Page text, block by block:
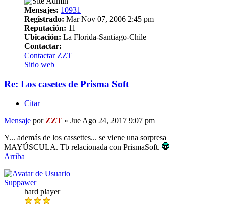
Mensajes: 10931
Registrado: Mar Nov 07, 2006 2:45 pm
Reputación: 11
Ubicación: La Florida-Santiago-Chile
Contactar:
Contactar ZZT
Sitio web
Re: Los casetes de Prisma Soft
Citar
Mensaje por ZZT » Jue Ago 24, 2017 9:07 pm
Y... además de los cassettes... se viene una sorpresa
MAYÚSCULA. Tb relacionada con PrismaSoft.
Arriba
Suppawer
hard player